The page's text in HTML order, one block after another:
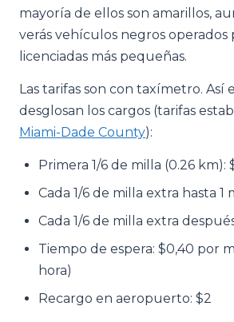
mayoría de ellos son amarillos,
verás vehículos negros operados
licenciadas más pequeñas.
Las tarifas son con taxímetro. Así
desglosan los cargos (tarifas
Miami-Dade County):
Primera 1/6 de milla (0.26 km):
Cada 1/6 de milla extra hasta 1
Cada 1/6 de milla extra
Tiempo de espera: $0,40 por
hora)
Recargo en aeropuerto: $2